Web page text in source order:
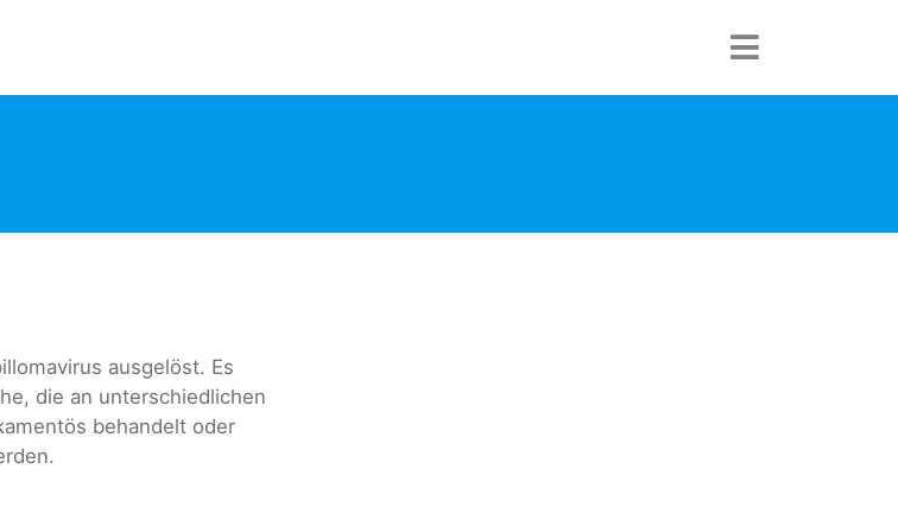
ausgelöst. Es
die an unterschiedlichen
behandelt oder